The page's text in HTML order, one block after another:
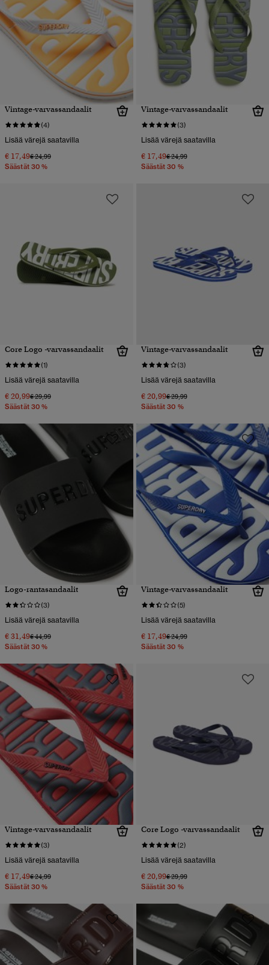
Vintage-varvassandaalit
(4)
Lisää värejä saatavilla
€ 17,49Hinta alennettu hinnasta
€ 24,99hintaan
Säästät 30 %
Vintage-varvassandaalit
(3)
Lisää värejä saatavilla
€ 17,49Hinta alennettu hinnasta
€ 24,99hintaan
Säästät 30 %
Core Logo -varvassandaalit
(1)
Lisää värejä saatavilla
€ 20,99Hinta alennettu hinnasta
€ 29,99hintaan
Säästät 30 %
Vintage-varvassandaalit
(3)
Lisää värejä saatavilla
€ 20,99Hinta alennettu hinnasta
€ 29,99hintaan
Säästät 30 %
Logo-rantasandaalit
(3)
Lisää värejä saatavilla
€ 31,49Hinta alennettu hinnasta
€ 44,99hintaan
Säästät 30 %
Vintage-varvassandaalit
(5)
Lisää värejä saatavilla
€ 17,49Hinta alennettu hinnasta
€ 24,99hintaan
Säästät 30 %
Vintage-varvassandaalit
(3)
Lisää värejä saatavilla
€ 17,49Hinta alennettu hinnasta
€ 24,99hintaan
Säästät 30 %
Core Logo -varvassandaalit
(2)
Lisää värejä saatavilla
€ 20,99Hinta alennettu hinnasta
€ 29,99hintaan
Säästät 30 %